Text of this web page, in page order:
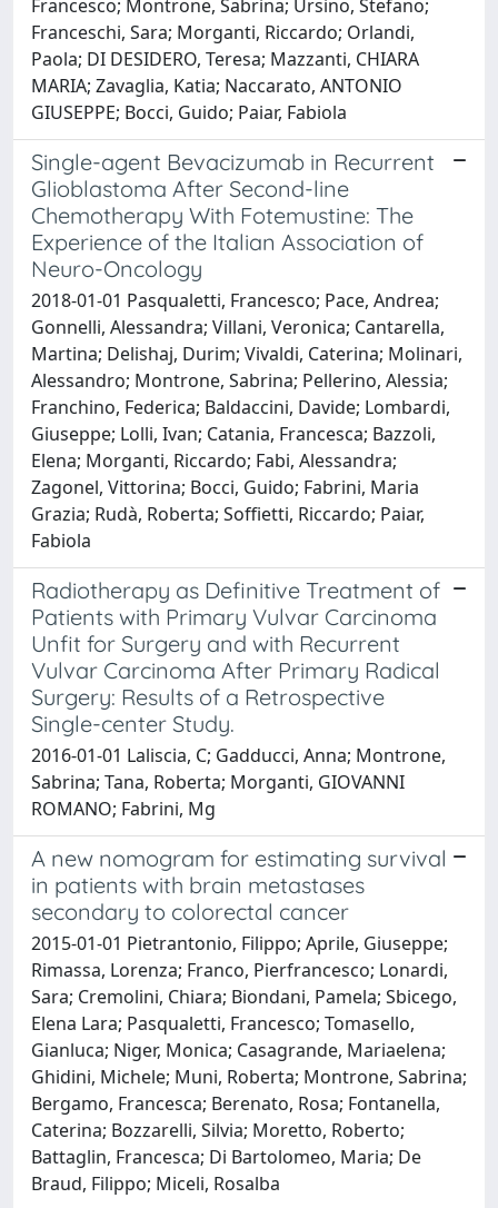
Francesco; Montrone, Sabrina; Ursino, Stefano;
Franceschi, Sara; Morganti, Riccardo; Orlandi,
Paola; DI DESIDERO, Teresa; Mazzanti, CHIARA
MARIA; Zavaglia, Katia; Naccarato, ANTONIO
GIUSEPPE; Bocci, Guido; Paiar, Fabiola
Single-agent Bevacizumab in Recurrent
Glioblastoma After Second-line
Chemotherapy With Fotemustine: The
Experience of the Italian Association of
Neuro-Oncology
2018-01-01 Pasqualetti, Francesco; Pace, Andrea;
Gonnelli, Alessandra; Villani, Veronica; Cantarella,
Martina; Delishaj, Durim; Vivaldi, Caterina; Molinari,
Alessandro; Montrone, Sabrina; Pellerino, Alessia;
Franchino, Federica; Baldaccini, Davide; Lombardi,
Giuseppe; Lolli, Ivan; Catania, Francesca; Bazzoli,
Elena; Morganti, Riccardo; Fabi, Alessandra;
Zagonel, Vittorina; Bocci, Guido; Fabrini, Maria
Grazia; Rudà, Roberta; Soffietti, Riccardo; Paiar,
Fabiola
Radiotherapy as Definitive Treatment of
Patients with Primary Vulvar Carcinoma
Unfit for Surgery and with Recurrent
Vulvar Carcinoma After Primary Radical
Surgery: Results of a Retrospective
Single-center Study.
2016-01-01 Laliscia, C; Gadducci, Anna; Montrone,
Sabrina; Tana, Roberta; Morganti, GIOVANNI
ROMANO; Fabrini, Mg
A new nomogram for estimating survival
in patients with brain metastases
secondary to colorectal cancer
2015-01-01 Pietrantonio, Filippo; Aprile, Giuseppe;
Rimassa, Lorenza; Franco, Pierfrancesco; Lonardi,
Sara; Cremolini, Chiara; Biondani, Pamela; Sbicego,
Elena Lara; Pasqualetti, Francesco; Tomasello,
Gianluca; Niger, Monica; Casagrande, Mariaelena;
Ghidini, Michele; Muni, Roberta; Montrone, Sabrina;
Bergamo, Francesca; Berenato, Rosa; Fontanella,
Caterina; Bozzarelli, Silvia; Moretto, Roberto;
Battaglin, Francesca; Di Bartolomeo, Maria; De
Braud, Filippo; Miceli, Rosalba